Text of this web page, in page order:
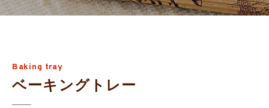
Baking tray
ベーキングトレー